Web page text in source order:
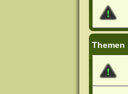
Themen